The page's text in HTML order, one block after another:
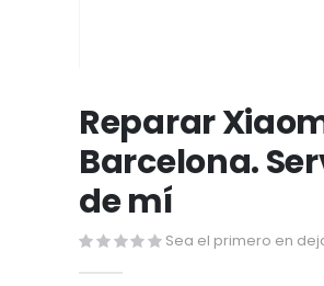
al
comienzo
de
galería
de
Reparar
Barcelona.
de mí
Sea el primero en